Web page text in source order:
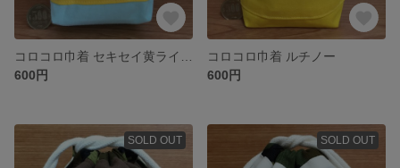
600円
コロコロ巾着 ルチノー
600円
SOLD OUT SOLD OUT